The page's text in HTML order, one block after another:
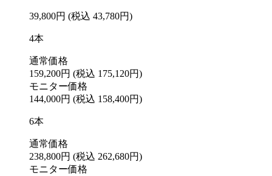
39,800円 (税込 43,780円)
4本
通常価格
159,200円 (税込 175,120円)
モニター価格
144,000円 (税込 158,400円)
6本
通常価格
238,800円 (税込 262,680円)
モニター価格